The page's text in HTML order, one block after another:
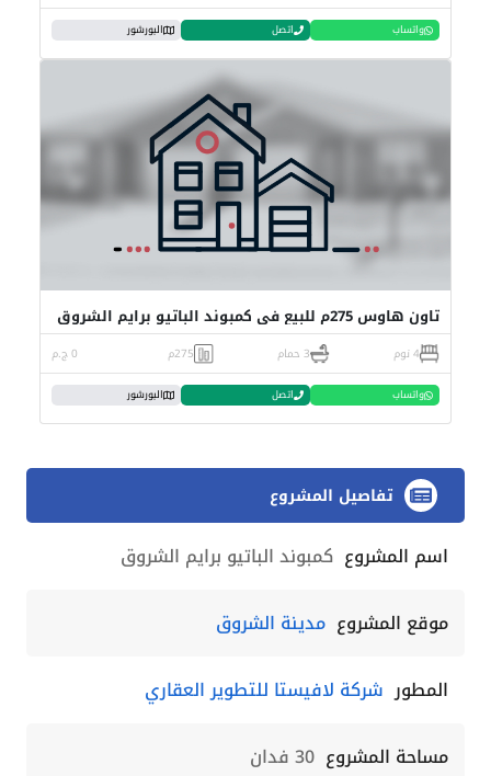
واتساب اتصل البورشور
تاون هاوس 275م للبيع في كمبوند الباتيو برايم الشروق
4 نوم 3 حمام 275م 0 ج.م
واتساب اتصل البورشور
تفاصيل المشروع
اسم المشروع كمبوند الباتيو برايم الشروق
موقع المشروع مدينة الشروق
المطور شركة لافيستا للتطوير العقاري
مساحة المشروع 30 فدان